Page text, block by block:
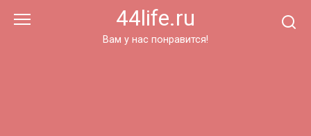
44life.ru
Вам у нас понравится!